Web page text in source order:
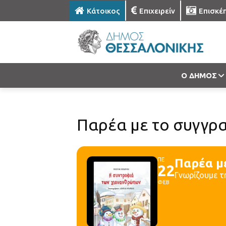
Κάτοικος Επιχειρείν
Ο ΔΗΜΟΣ
Παρέα με το
ΠΕ
22
ΦΕΒ
Παρέα
Γνωρίζουμε